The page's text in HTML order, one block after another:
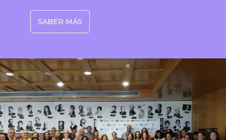
SABER MÁS